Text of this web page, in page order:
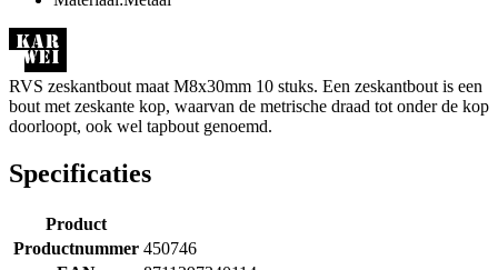
RVS zeskantbout maat M8x30mm 10 stuks. Een zeskantbout is een
bout met zeskante kop, waarvan de metrische draad tot onder de kop
doorloopt, ook wel tapbout genoemd.
Specificaties
Product
Productnummer 450746